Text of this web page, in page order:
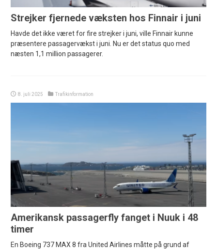
Strejker fjernede væksten hos Finnair i juni
Havde det ikke været for fire strejker i juni, ville Finnair kunne
præsentere passagervækst i juni. Nu er det status quo med
næsten 1,1 million passagerer.
8. juli 2025 Trafikinformation
Amerikansk passagerfly fanget i Nuuk i 48
timer
En Boeing 737 MAX 8 fra United Airlines måtte på grund af